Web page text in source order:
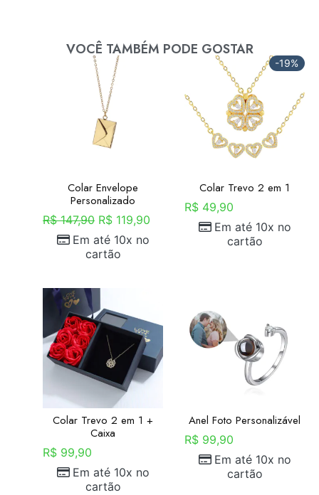
VOCÊ TAMBÉM PODE GOSTAR
-19%
Colar Envelope
Personalizado
R$147,90 R$ 119,90
Em até 10x no
cartão
Colar Trevo 2 em 1
R$ 49,90
Em até 10x no
cartão
Colar Trevo 2 em 1 +
Caixa
R$ 99,90
Em até 10x no
cartão
Anel Foto Personalizável
R$ 99,90
Em até 10x no
cartão